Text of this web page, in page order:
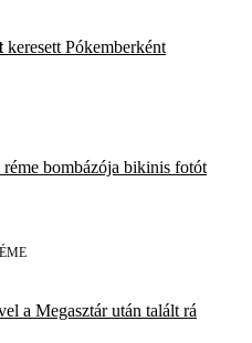
keresett Pókemberként
bombázója bikinis fotót
a Megasztár után talált rá